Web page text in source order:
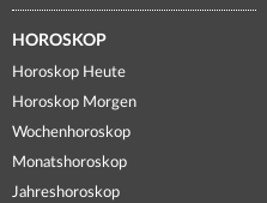
HOROSKOP
Horoskop Heute
Horoskop Morgen
Wochenhoroskop
Monatshoroskop
Jahreshoroskop